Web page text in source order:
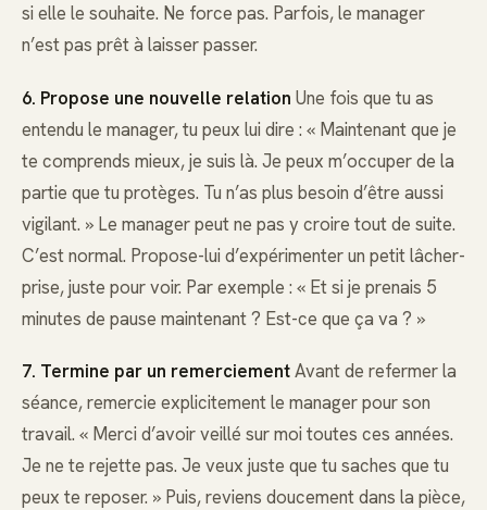
si elle le souhaite. Ne force pas. Parfois, le manager
n’est pas prêt à laisser passer.
6. Propose une nouvelle relation Une fois que tu as
entendu le manager, tu peux lui dire : « Maintenant que je
te comprends mieux, je suis là. Je peux m’occuper de la
partie que tu protèges. Tu n’as plus besoin d’être aussi
vigilant. » Le manager peut ne pas y croire tout de suite.
C’est normal. Propose-lui d’expérimenter un petit lâcher-
prise, juste pour voir. Par exemple : « Et si je prenais 5
minutes de pause maintenant ? Est-ce que ça va ? »
7. Termine par un remerciementAvant de refermer la
séance, remercie explicitement le manager pour son
travail. « Merci d’avoir veillé sur moi toutes ces années.
Je ne te rejette pas. Je veux juste que tu saches que tu
peux te reposer. » Puis, reviens doucement dans la pièce,